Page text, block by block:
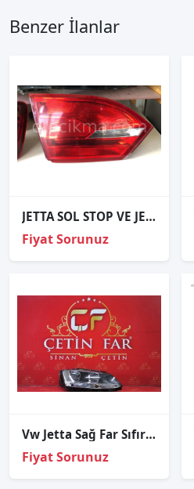
Benzer İlanlar
JETTA SOL STOP VE JETTA TÜM ORJİNAL ÇIKMA PARÇALAR
Fiyat Sorunuz
Vw Jetta Sağ Far Sıfır İthal 2011-2017 1el01039502
Fiyat Sorunuz